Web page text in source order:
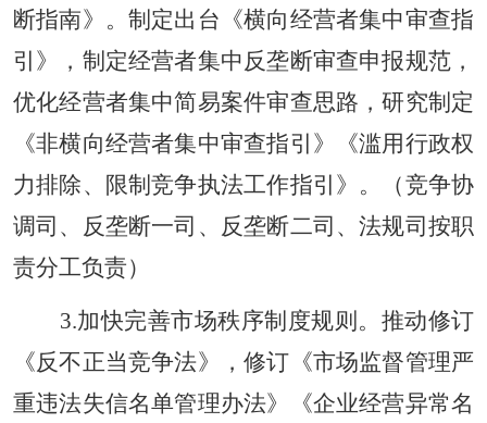
断指南》。制定出台《横向经营者集中审查指
引》，制定经营者集中反垄断审查申报规范，
优化经营者集中简易案件审查思路，研究制定
《非横向经营者集中审查指引》《滥用行政权
力排除、限制竞争执法工作指引》。（竞争协
调司、反垄断一司、反垄断二司、法规司按职
责分工负责）
3.加快完善市场秩序制度规则。推动修订
《反不正当竞争法》，修订《市场监督管理严
重违法失信名单管理办法》《企业经营异常名